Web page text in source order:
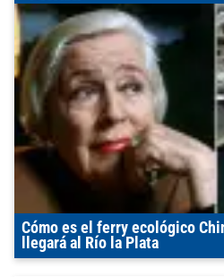
Cómo es el ferry ecológico
llegará al Río la Plata